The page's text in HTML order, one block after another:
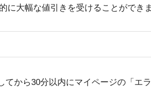
大幅な値引きを受けることができま
から30分以内にマイページの「エラ